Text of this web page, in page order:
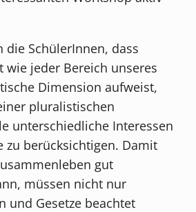
die SchülerInnen, dass
wie jeder Bereich unseres
Dimension aufweist,
pluralistischen
unterschiedliche Interessen
zu berücksichtigen. Damit
gut
müssen nicht nur
und Gesetze beachtet